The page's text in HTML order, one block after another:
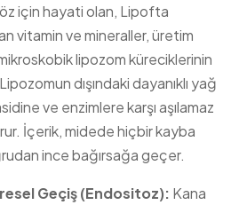
için hayati olan, Lipofta
vitamin ve mineraller, üretim
lipozom küreciklerinin
dışındaki dayanıklı yağ
ve enzimlere karşı aşılamaz
İçerik, midede hiçbir kayba
ince bağırsağa geçer.
Geçiş (Endositoz): Kana